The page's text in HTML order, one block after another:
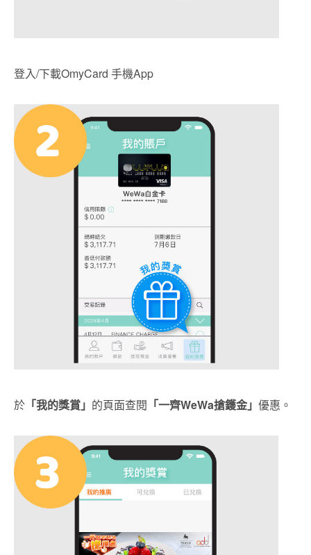
登入/下載OmyCard 手機App
於 「我的獎賞」 的頁面查閱 「一齊WeWa搶鑊金」 優惠。